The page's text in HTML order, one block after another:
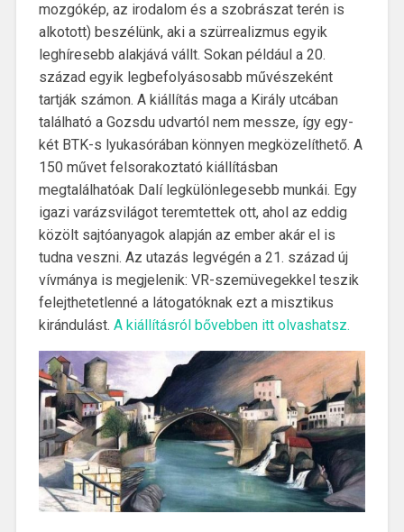
mozgókép, az irodalom és a szobrászat terén is
alkotott) beszélünk, aki a szürrealizmus egyik
leghíresebb alakjává vállt. Sokan például a 20.
század egyik legbefolyásosabb művészeként
tartják számon. A kiállítás maga a Király utcában
található a Gozsdu udvartól nem messze, így egy-
két BTK-s lyukasórában könnyen megközelíthető. A
150 művet felsorakoztató kiállításban
megtalálhatóak Dalí legkülönlegesebb munkái. Egy
igazi varázsvilágot teremtettek ott, ahol az eddig
közölt sajtóanyagok alapján az ember akár el is
tudna veszni. Az utazás legvégén a 21. század új
vívmánya is megjelenik: VR-szemüvegekkel teszik
felejthetetlenné a látogatóknak ezt a misztikus
kirándulást. A kiállításról bővebben itt olvashatsz.